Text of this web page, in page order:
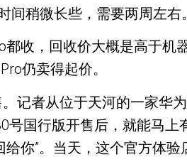
稍微长些，需要两周左右。
都收，回收价大概是高于机
仍卖得起价。
记者从位于天河的一家华
国行版开售后，就能马上
你”。当天，这个官方体